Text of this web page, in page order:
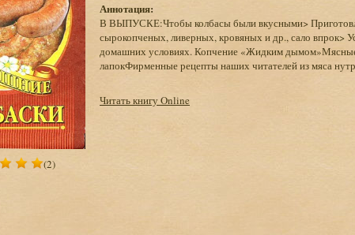
(2)
Аннотация:
В ВЫПУСКЕ:Чтобы колбасы были вкусными>
сырокопченых, ливерных, кровяных и др., сало впрок>
домашних условиях. Копчение «Жидким
лапокФирменные рецепты наших читателей из мяса
Читать книгу Online